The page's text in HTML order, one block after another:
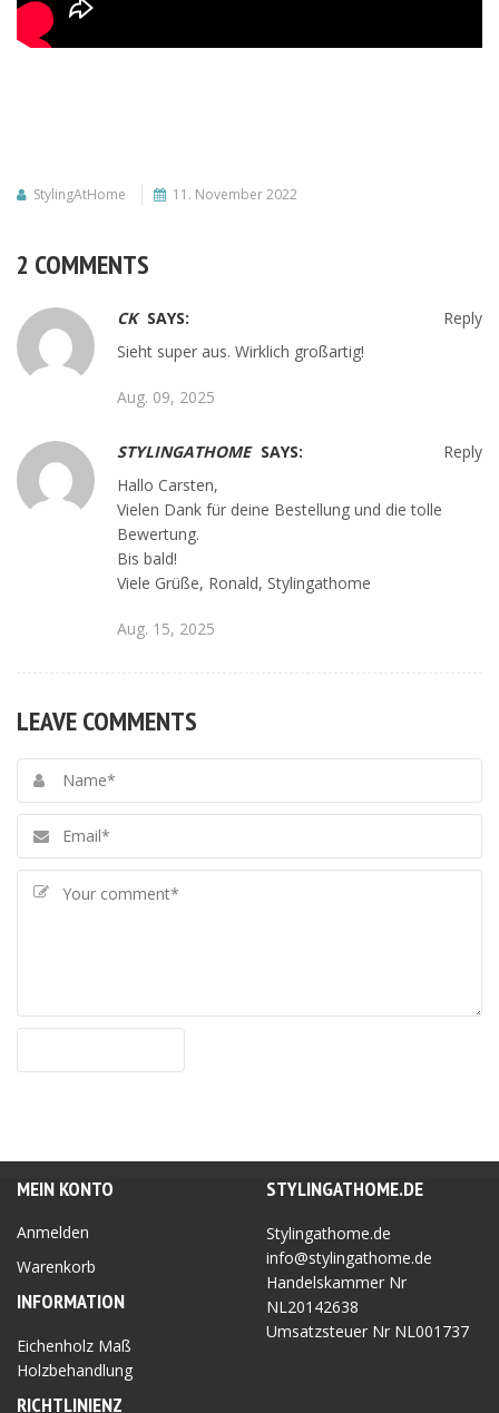
StylingAtHome 11. November 2022
2 COMMENTS
CK SAYS:
Sieht super aus. Wirklich großartig!
Aug. 09, 2025
Reply
STYLINGATHOME SAYS:
Hallo Carsten,
Vielen Dank für deine Bestellung und die tolle
Bewertung.
Bis bald!
Viele Grüße, Ronald, Stylingathome
Aug. 15, 2025
Reply
LEAVE COMMENTS
MEIN KONTO
Anmelden
Warenkorb
INFORMATION
Eichenholz Maß
Holzbehandlung
RICHTLINIENZ
STYLINGATHOME.DE
Stylingathome.de
info@stylingathome.de
Handelskammer Nr
NL20142638
Umsatzsteuer Nr NL001737